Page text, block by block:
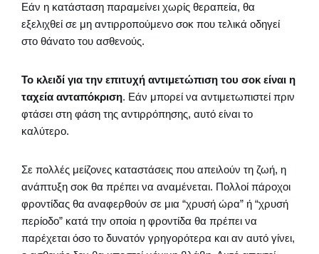
Εάν η κατάσταση παραμείνει χωρίς θεραπεία, θα
εξελιχθεί σε μη αντιρροπούμενο σοκ που τελικά οδηγεί
στο θάνατο του ασθενούς.
Το κλειδί για την επιτυχή αντιμετώπιση του σοκ είναι η
ταχεία ανταπόκριση. Εάν μπορεί να αντιμετωπιστεί πριν
φτάσει στη φάση της αντιρρόπησης, αυτό είναι το
καλύτερο.
Σε πολλές μείζονες καταστάσεις που απειλούν τη ζωή, η
ανάπτυξη σοκ θα πρέπει να αναμένεται. Πολλοί πάροχοι
φροντίδας θα αναφερθούν σε μια “χρυσή ώρα” ή “χρυσή
περίοδο” κατά την οποία η φροντίδα θα πρέπει να
παρέχεται όσο το δυνατόν γρηγορότερα και αν αυτό γίνει,